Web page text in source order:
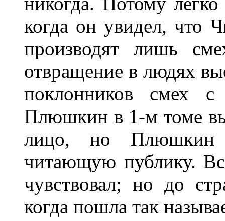
когда он увидел, что
производят лишь
отвращение в людях
поклонников смех
Плюшкин в 1-м томе
лицо, но Плюшкин
читающую публику.
чувствовал; но до
когда пошла так